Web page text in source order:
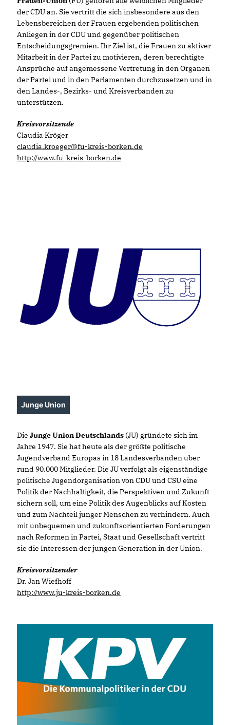
der CDU an. Sie vertritt die sich insbesondere aus den
Lebensbereichen der Frauen ergebenden politischen
Anliegen in der CDU und gegenüber politischen
Entscheidungsgremien. Ihr Ziel ist, die Frauen zu aktiver
Mitarbeit in der Partei zu motivieren, deren berechtigte
Ansprüche auf angemessene Vertretung in den Organen
der Partei und in den Parlamenten durchzusetzen und in
den Landes-, Bezirks- und Kreisverbänden zu
unterstützen.
Kreisvorsitzende
Claudia Kröger
claudia.kroeger@fu-kreis-borken.de
http://www.fu-kreis-borken.de
Junge Union
Die Junge Union Deutschlands (JU) gründete sich im
Jahre 1947. Sie hat heute als der größte politische
Jugendverband Europas in 18 Landesverbänden über
rund 90.000 Mitglieder. Die JU verfolgt als eigenständige
politische Jugendorganisation von CDU und CSU eine
Politik der Nachhaltigkeit, die Perspektiven und Zukunft
sichern soll, um eine Politik des Augenblicks auf Kosten
und zum Nachteil junger Menschen zu verhindern. Auch
mit unbequemen und zukunftsorientierten Forderungen
nach Reformen in Partei, Staat und Gesellschaft vertritt
sie die Interessen der jungen Generation in der Union.
Kreisvorsitzender
Dr. Jan Wiefhoff
http://www.ju-kreis-borken.de